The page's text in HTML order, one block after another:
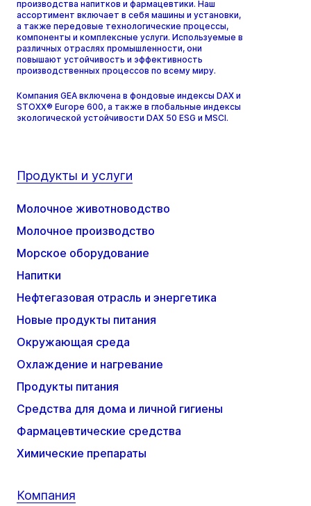
производства напитков и фармацевтики. Наш
ассортимент включает в себя машины и установки,
а также передовые технологические процессы,
компоненты и комплексные услуги. Используемые в
различных отраслях промышленности, они
повышают устойчивость и эффективность
производственных процессов по всему миру.
Компания GEA включена в фондовые индексы DAX и
STOXX® Europe 600, а также в глобальные индексы
экологической устойчивости DAX 50 ESG и MSCI.
Продукты и услуги
Молочное животноводство
Молочное производство
Морское оборудование
Напитки
Нефтегазовая отрасль и энергетика
Новые продукты питания
Окружающая среда
Охлаждение и нагревание
Продукты питания
Средства для дома и личной гигиены
Фармацевтические средства
Химические препараты
Компания